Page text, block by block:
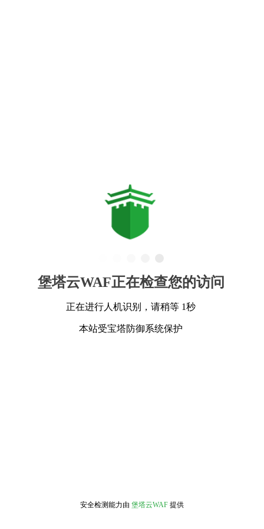
堡塔云WAF正在检查您的访问
正在进行人机识别，请稍等 1秒
本站受宝塔防御系统保护
安全检测能力由 堡塔云WAF 提供